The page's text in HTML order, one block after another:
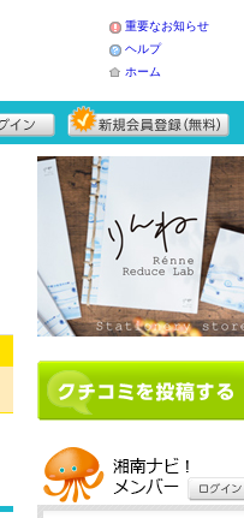
重要なお知らせ
ヘルプ
ホーム